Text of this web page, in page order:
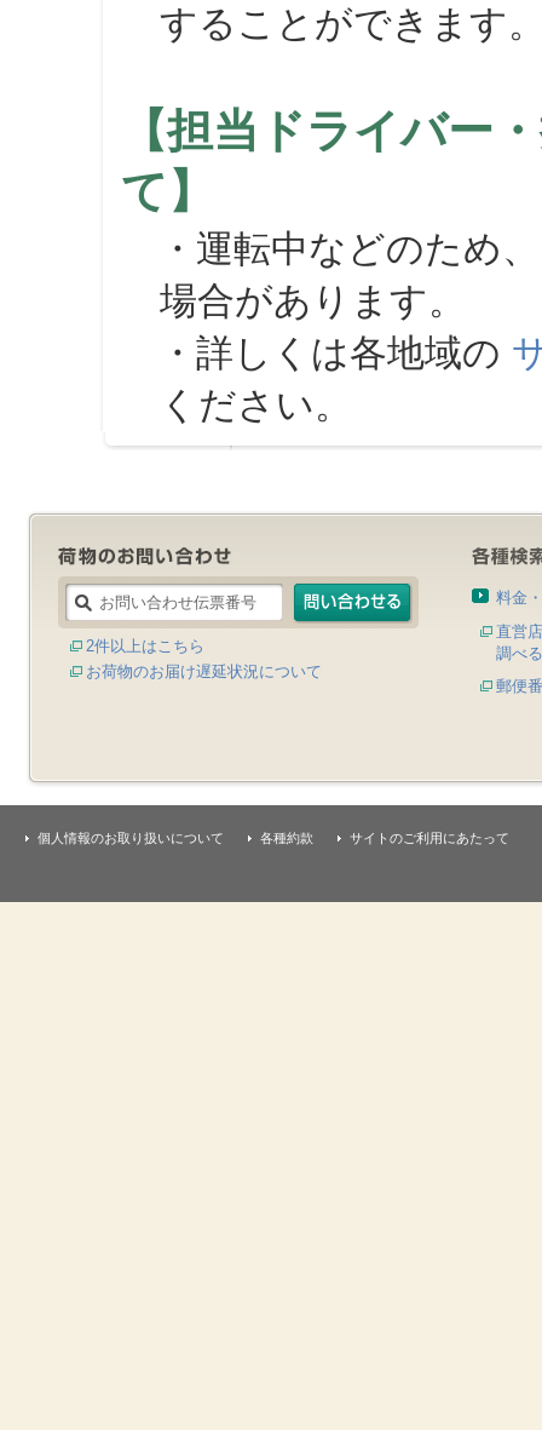
することができます
【担当ドライバー
て】
・運転中などのため
場合があります。
・詳しくは各地域の
ください。
2件以上はこちら
お荷物のお届け遅延状況について
料金
直営
調べる
郵便
個人情報のお取り扱いについて 各種約款 サイトのご利用にあたって